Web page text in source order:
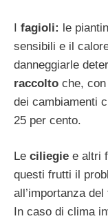
I fagioli: le
sensibili e il
danneggiarle
raccolto che,
dei cambiamenti
25 per cento.
Le ciliegie e altri
questi frutti il
all’importanza
In caso di clima